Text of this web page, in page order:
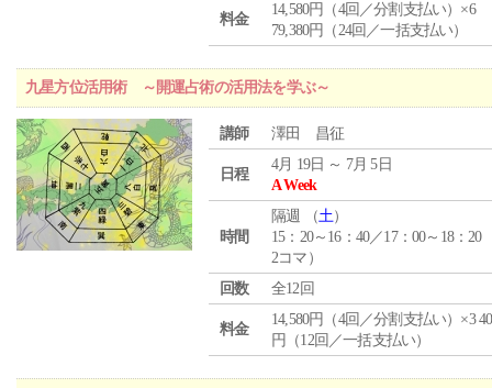
料金
14,580円（4回／分割支払い）×6
79,380円（24回／一括支払い）
九星方位活用術 ～開運占術の活用法を学ぶ～
講師 澤田 昌征
日程
4月 19日 ～ 7月 5日
A Week
時間
隔週 （土）
15：20～16：40／17：00～18：20
2コマ）
回数
全12回
料金
14,580円（4回／分割支払い）×3
円（12回／一括支払い）